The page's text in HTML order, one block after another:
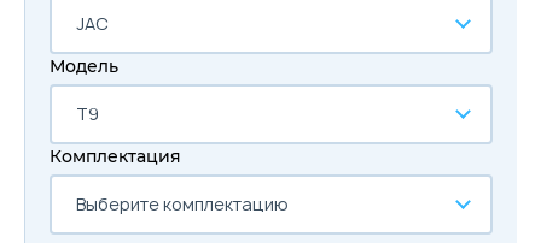
JAC
Модель
T9
Комплектация
Выберите комплектацию